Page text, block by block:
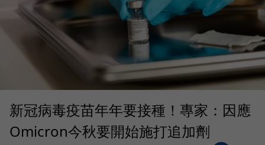
新冠病毒疫苗年年要接種！專家：因應
Omicron今秋要開始施打追加劑